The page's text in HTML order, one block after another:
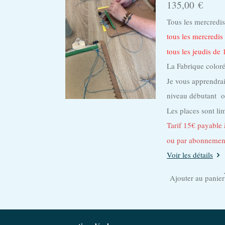
135,00 €
Tous les
tous les
tous les jeudis de
La Fabrique
Je vous
niveau débutant
Les places sont
Tarif 15€ payable
ou par
Voir les détails
Ajouter au panier